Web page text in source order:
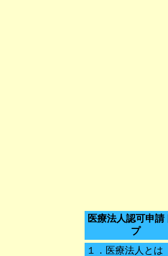
医療法人認可申請
プ
１． 医療法人とは